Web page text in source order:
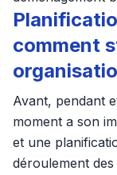
comment
Avant, pendant
moment a son
et une
déroulement des